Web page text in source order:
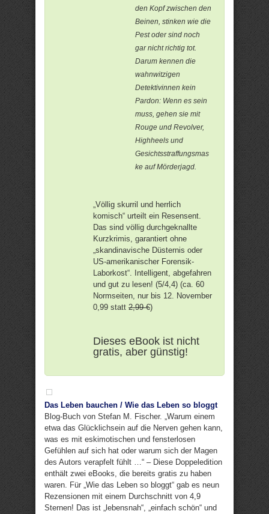
den Kopf zwischen den
Beinen, stinken wie die
Pest oder sind noch
gar nicht richtig tot.
Darum kennen die
wahnwitzigen
Detektivinnen kein
Pardon: Wenn es sein
muss, gehen sie mit
Rouge und Revolver,
Highheels und
Gesichtsstraffungsmas
ke auf Mörderjagd.
„Völlig skurril und herrlich
komisch“ urteilt ein Resensent.
Das sind völlig durchgeknallte
Kurzkrimis, garantiert ohne
„skandinavische Düsternis oder
US-amerikanischer Forensik-
Laborkost“. Intelligent, abgefahren
und gut zu lesen! (5/4,4) (ca. 60
Normseiten, nur bis 12. November
0,99 statt 2,99 €)
Dieses eBook ist nicht
gratis, aber günstig!
Das Leben bauchen / Wie das Leben so bloggt
Blog-Buch von Stefan M. Fischer. „Warum einem
etwa das Glücklichsein auf die Nerven gehen kann,
was es mit eskimotischen und fensterlosen
Gefühlen auf sich hat oder warum sich der Magen
des Autors verapfelt fühlt …“ – Diese Doppeledition
enthält zwei eBooks, die bereits gratis zu haben
waren. Für „Wie das Leben so bloggt“ gab es neun
Rezensionen mit einem Durchschnitt von 4,9
Sternen! Das ist „lebensnah“, „einfach schön“ und